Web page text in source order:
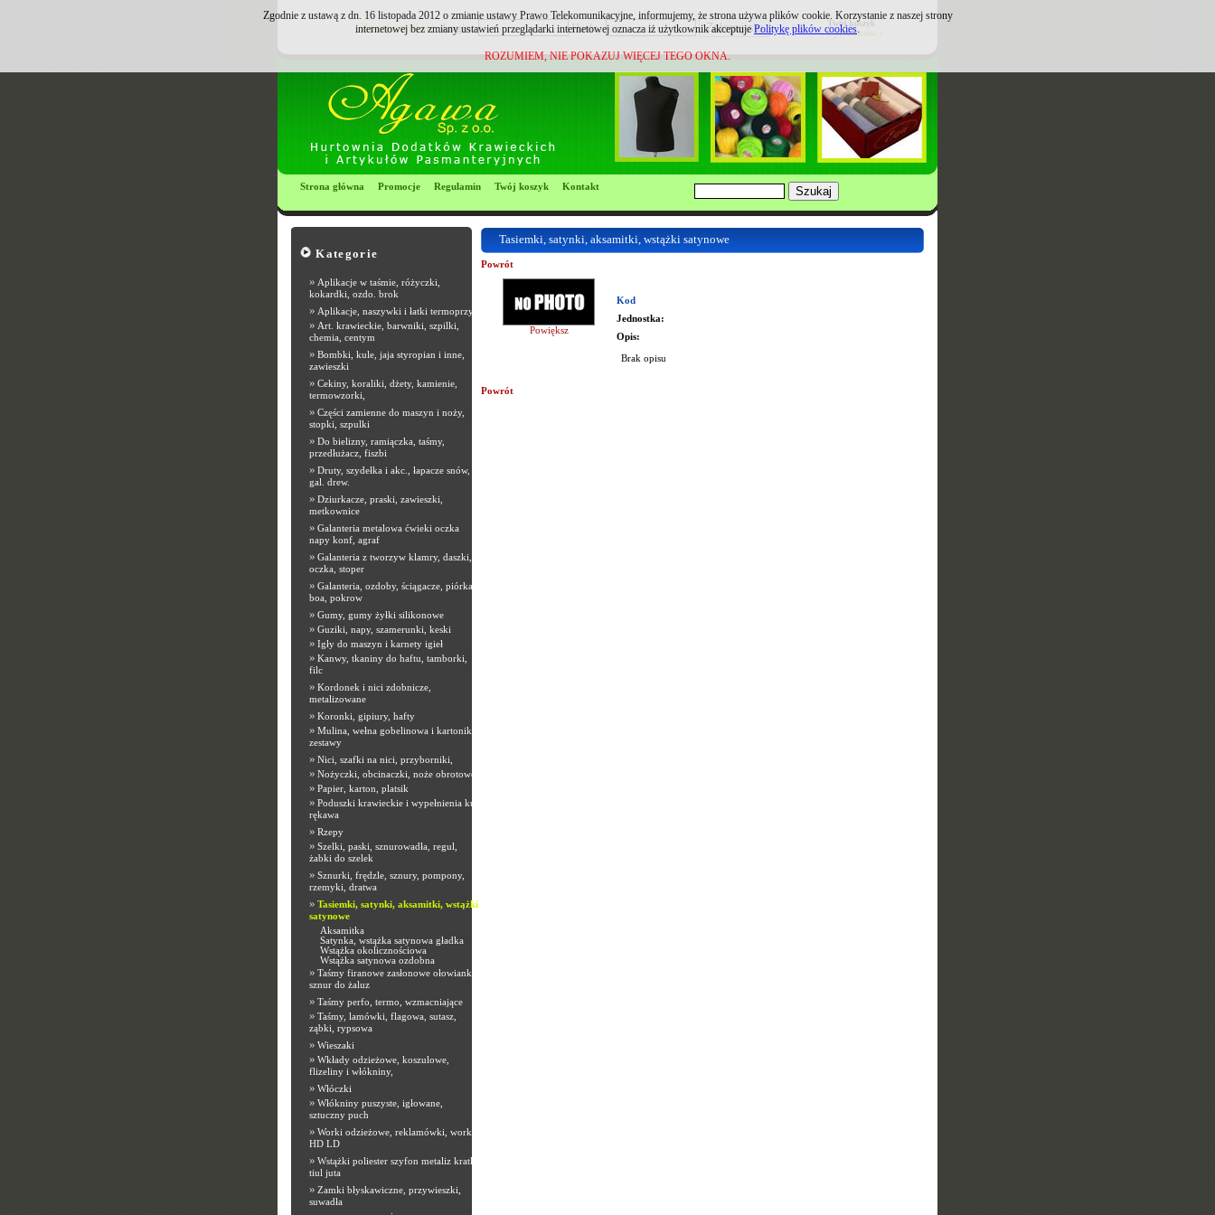
Zarejestruj się Login: Hasło:
Twój koszyk
( 0 produktów )
Strona główna Promocje Regulamin Twój koszyk Kontakt
Kategorie
» Aplikacje w taśmie, różyczki,
kokardki, ozdo. brok
» Aplikacje, naszywki i łatki termoprzyle
» Art. krawieckie, barwniki, szpilki,
chemia, centym
» Bombki, kule, jaja styropian i inne,
zawieszki
» Cekiny, koraliki, dżety, kamienie,
termowzorki,
» Części zamienne do maszyn i noży,
stopki, szpulki
» Do bielizny, ramiączka, taśmy,
przedłużacz, fiszbi
» Druty, szydełka i akc., łapacze snów,
gal. drew.
» Dziurkacze, praski, zawieszki,
metkownice
» Galanteria metalowa ćwieki oczka
napy konf, agraf
» Galanteria z tworzyw klamry, daszki,
oczka, stoper
» Galanteria, ozdoby, ściągacze, piórka,
boa, pokrow
» Gumy, gumy żyłki silikonowe
» Guziki, napy, szamerunki, keski
» Igły do maszyn i karnety igieł
» Kanwy, tkaniny do haftu, tamborki,
filc
» Kordonek i nici zdobnicze,
metalizowane
» Koronki, gipiury, hafty
» Mulina, wełna gobelinowa i kartoniki,
zestawy
» Nici, szafki na nici, przyborniki,
» Nożyczki, obcinaczki, noże obrotowe
» Papier, karton, platsik
» Poduszki krawieckie i wypełnienia kuli
rękawa
» Rzepy
» Szelki, paski, sznurowadła, regul,
żabki do szelek
» Sznurki, frędzle, sznury, pompony,
rzemyki, dratwa
» Tasiemki, satynki, aksamitki, wstążki
satynowe
Aksamitka
Satynka, wstążka satynowa gładka
Wstążka okolicznościowa
Wstążka satynowa ozdobna
» Taśmy firanowe zasłonowe ołowianki,
sznur do żaluz
» Taśmy perfo, termo, wzmacniające
» Taśmy, lamówki, flagowa, sutasz,
ząbki, rypsowa
» Wieszaki
» Wkłady odzieżowe, koszulowe,
flizeliny i włókniny,
» Włóczki
» Włókniny puszyste, igłowane,
sztuczny puch
» Worki odzieżowe, reklamówki, worki
HD LD
» Wstążki poliester szyfon metaliz kratka
tiul juta
» Zamki błyskawiczne, przywieszki,
suwadła
Tasiemki, satynki, aksamitki, wstążki satynowe
Powrót
Powiększ
Kod
Jednostka:
Opis:
Brak opisu
Powrót
Zgodnie z ustawą z dn. 16 listopada 2012 o zmianie ustawy Prawo Telekomunikacyjne, informujemy, że strona używa plików cookie. Korzystanie z naszej strony
internetowej bez zmiany ustawień przeglądarki internetowej oznacza iż użytkownik akceptuje Politykę plików cookies.
ROZUMIEM, NIE POKAZUJ WIĘCEJ TEGO OKNA.